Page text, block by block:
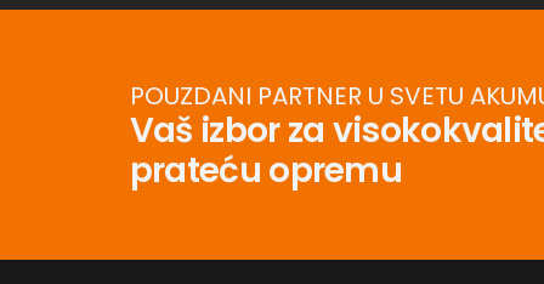
POUZDANI PARTNER U SVETU
Vaš izbor za
prateću opremu